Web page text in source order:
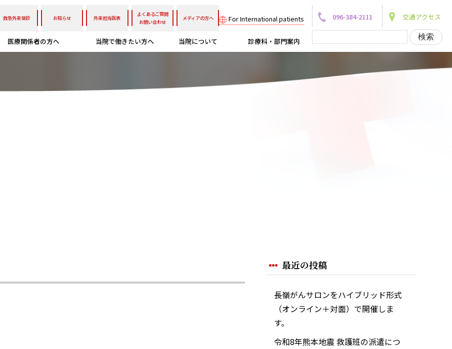
救急外来受診 お知らせ 外来担当医表
よくあるご質問
お問い合わせ
メディアの方へ For International patients
医療関係者の方へ 当院で働きたい方へ 当院について 診療科・部門案内
096-384-2111 交通アクセス
最近の投稿
長嶺がんサロンをハイブリッド形式
（オンライン＋対面）で開催しま
す。
令和8年熊本地震 救護班の派遣につ